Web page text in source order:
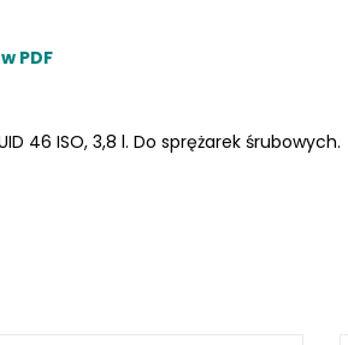
PDF
46 ISO, 3,8 l. Do sprężarek śrubowych.